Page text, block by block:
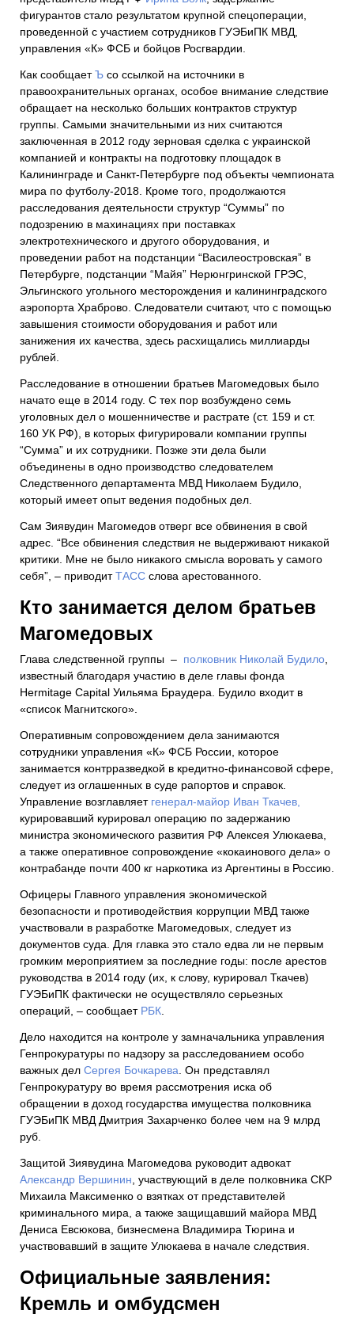
фигурантов стало результатом крупной спецоперации,
проведенной с участием сотрудников ГУЭБиПК МВД,
управления «К» ФСБ и бойцов Росгвардии.
Как сообщаетЪ со ссылкой на источники в
правоохранительных органах, особое внимание следствие
обращает на несколько больших контрактов структур
группы. Самыми значительными из них считаются
заключенная в 2012 году зерновая сделка с украинской
компанией и контракты на подготовку площадок в
Калининграде и Санкт-Петербурге под объекты чемпионата
мира по футболу-2018. Кроме того, продолжаются
расследования деятельности структур “Суммы” по
подозрению в махинациях при поставках
электротехнического и другого оборудования, и
проведении работ на подстанции “Василеостровская” в
Петербурге, подстанции “Майя” Нерюнгринской ГРЭС,
Эльгинского угольного месторождения и калининградского
аэропорта Храброво. Следователи считают, что с помощью
завышения стоимости оборудования и работ или
занижения их качества, здесь расхищались миллиарды
рублей.
Расследование в отношении братьев Магомедовых было
начато еще в 2014 году. С тех пор возбуждено семь
уголовных дел о мошенничестве и растрате (ст. 159 и ст.
160 УК РФ), в которых фигурировали компании группы
“Сумма” и их сотрудники. Позже эти дела были
объединены в одно производство следователем
Следственного департамента МВД Николаем Будило,
который имеет опыт ведения подобных дел.
Сам Зиявудин Магомедов отверг все обвинения в свой
адрес. “Все обвинения следствия не выдерживают никакой
критики. Мне не было никакого смысла воровать у самого
себя”, – приводитТАСС слова арестованного.
Кто занимается делом братьев
Магомедовых
Глава следственной группы – полковник Николай Будило
известный благодаря участию в деле главы фонда
Hermitage Capital Уильяма Браудера. Будило входит в
«список Магнитского».
Оперативным сопровождением дела занимаются
сотрудники управления «К» ФСБ России, которое
занимается контрразведкой в кредитно-финансовой сфере,
следует из оглашенных в суде рапортов и справок.
Управление возглавляет генерал-майор Иван Ткачев,
курировавший курировал операцию по задержанию
министра экономического развития РФ Алексея Улюкаева,
а также оперативное сопровождение «кокаинового дела» о
контрабанде почти 400 кг наркотика из Аргентины в Россию.
Офицеры Главного управления экономической
безопасности и противодействия коррупции МВД также
участвовали в разработке Магомедовых, следует из
документов суда. Для главка это стало едва ли не первым
громким мероприятием за последние годы: после арестов
руководства в 2014 году (их, к слову, курировал Ткачев)
ГУЭБиПК фактически не осуществляло серьезных
операций, – сообщает РБК
Дело находится на контроле у замначальника управления
Генпрокуратуры по надзору за расследованием особо
важных дел Сергея Бочкарева . Он представлял
Генпрокуратуру во время рассмотрения иска об
обращении в доход государства имущества полковника
ГУЭБиПК МВД Дмитрия Захарченко более чем на 9 млрд
руб.
Защитой Зиявудина Магомедова руководит адвокат
Александр Вершинин , участвующий в деле полковника СКР
Михаила Максименко о взятках от представителей
криминального мира, а также защищавший майора МВД
Дениса Евсюкова, бизнесмена Владимира Тюрина и
участвовавший в защите Улюкаева в начале следствия.
Официальные заявления:
Кремль и омбудсмен